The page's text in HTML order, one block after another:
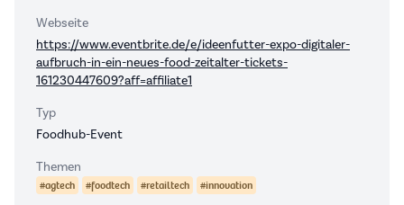
Webseite
https://www.eventbrite.de/e/ideenfutter-expo-digitaler-
aufbruch-in-ein-neues-food-zeitalter-tickets-
161230447609?aff=affiliate1
Typ
Foodhub-Event
Themen
#agtech #foodtech #retailtech #innovation